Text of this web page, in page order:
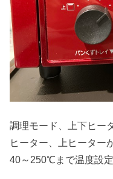
調理モード、上下ヒー
ヒーター、上ヒーター
40～250℃まで温度設定